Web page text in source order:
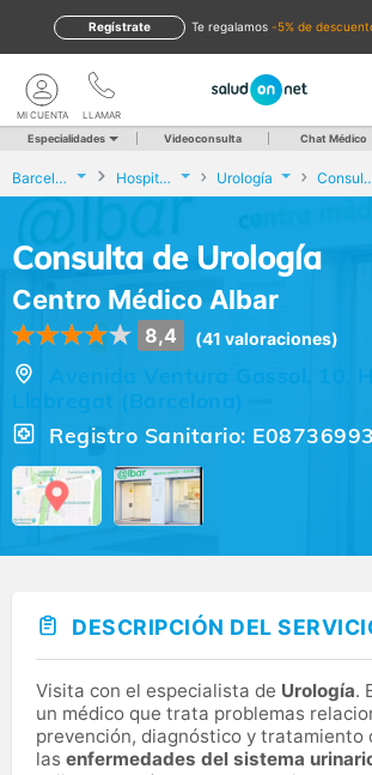
te regalamos -5% de
Regístrate
LLAMAR
MI CUENTA
Especialidades Videoconsulta Chat Médico
Barcelona Hospitalet de Llobregat Urología Consulta
Consulta de Urología
Centro Médico Albar
8,4 (41 valoraciones)
Avenida Ventura Gassol, 10,
Llobregat (Barcelona)
Registro Sanitario: E08736993
DESCRIPCIÓN DEL
Visita con el especialista de Urología.
un médico que trata problemas
prevención, diagnóstico y tratamiento
las enfermedades del sistema